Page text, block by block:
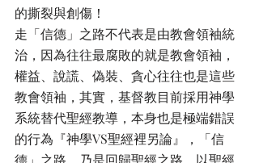
的撕裂與創傷！
走「信德」之路不代表是由教會領袖統
治，因為往往最腐敗的就是教會領袖，
權益、說謊、偽裝、貪心往往也是這些
教會領袖，其實，基督教目前採用神學
系統替代聖經教導，本身也是極端錯誤
的行為『神學VS聖經裡另論』，「信
德」之路，乃是回歸聖經之路，以聖經